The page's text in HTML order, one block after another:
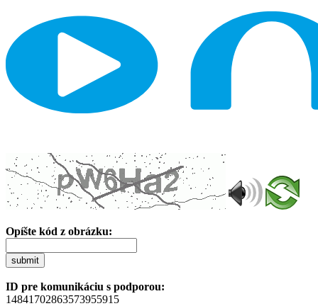
Opíšte kód z obrázku:
submit
ID pre komunikáciu s podporou:
14841702863573955915